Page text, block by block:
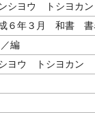
シヨウ トシヨカ
成６年３月 和書 書
／編
ヨウ トシヨカン